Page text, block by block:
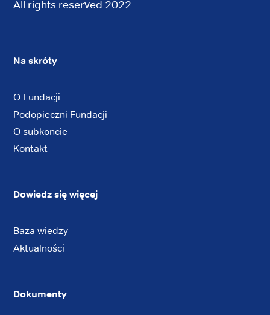
All rights reserved 2022
Na skróty
O Fundacji
Podopieczni Fundacji
O subkoncie
Kontakt
Dowiedz się więcej
Baza wiedzy
Aktualności
Dokumenty